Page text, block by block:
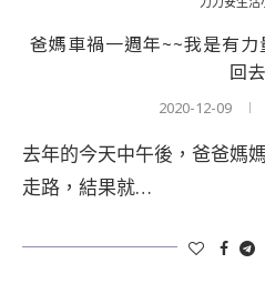
爸媽車禍一週年~~我是有
回去
2020-12-09
去年的今天中午後，爸爸媽
走路，結果就…